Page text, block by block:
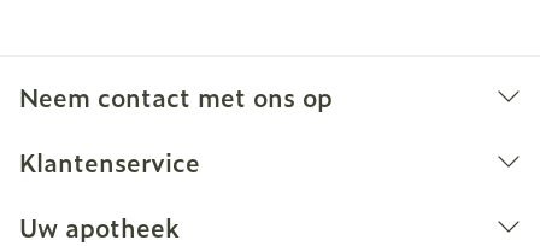
Neem contact met ons op
Klantenservice
Uw apotheek